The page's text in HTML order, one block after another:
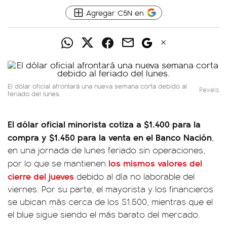
Agregar C5N en
El dólar oficial afrontará una nueva semana corta debido al
feriado del lunes. Pexels
El dólar oficial minorista cotiza a $1.400 para la
compra y $1.450 para la venta en el Banco Nación,
en una jornada de lunes feriado sin operaciones,
por lo que se mantienen los mismos valores del
cierre del jueves debido al día no laborable del
viernes. Por su parte, el mayorista y los financieros
se ubican más cerca de los $1.500, mientras que el
el blue sigue siendo el más barato del mercado.